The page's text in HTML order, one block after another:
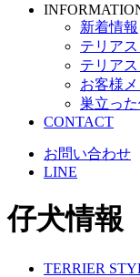
新着情報
テリア
テリア
お客様
巣立っ
CONTACT
お問い合わせ
LINE
仔犬情報
TERRIER